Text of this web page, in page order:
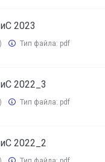
2023
Тип файла: pdf
2022_3
Тип файла: pdf
2022_2